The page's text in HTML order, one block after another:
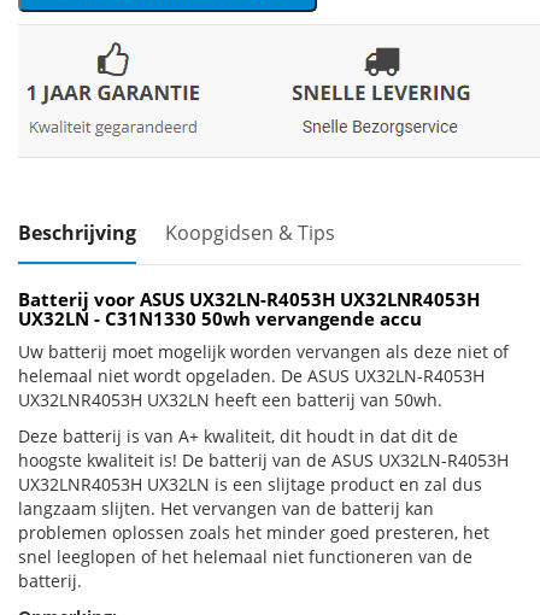
Beschrijving Koopgidsen & Tips
Batterij voor ASUS UX32LN-R4053H UX32LNR4053H
UX32LN - C31N1330 50wh vervangende accu
Uw batterij moet mogelijk worden vervangen als deze niet of
helemaal niet wordt opgeladen. De ASUS UX32LN-R4053H
UX32LNR4053H UX32LN heeft een batterij van 50wh.
Deze batterij is van A+ kwaliteit, dit houdt in dat dit de
hoogste kwaliteit is! De batterij van de ASUS UX32LN-R4053H
UX32LNR4053H UX32LN is een slijtage product en zal dus
langzaam slijten. Het vervangen van de batterij kan
problemen oplossen zoals het minder goed presteren, het
snel leeglopen of het helemaal niet functioneren van de
batterij.